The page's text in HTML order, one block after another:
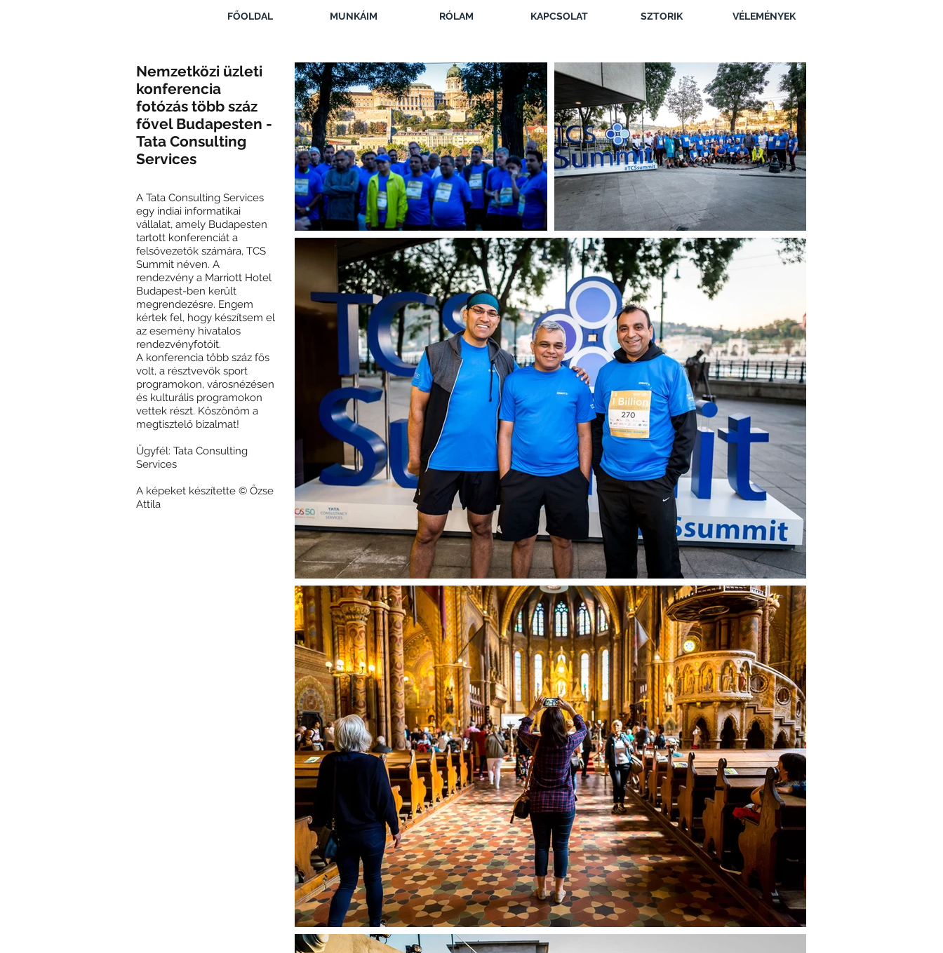
FŐOLDAL MUNKÁIM RÓLAM KAPCSOLAT SZTORIK VÉLEMÉNYEK
Nemzetközi üzleti
konferencia
fotózás több száz
fővel Budapesten -
Tata Consulting
Services
A Tata Consulting Services
egy indiai informatikai
vállalat, amely Budapesten
tartott konferenciát a
felsővezetők számára, TCS
Summit néven. A
rendezvény a Marriott Hotel
Budapest-ben került
megrendezésre. Engem
kértek fel, hogy készítsem el
az esemény hivatalos
rendezvényfotóit.
A konferencia több száz fős
volt, a résztvevők sport
programokon, városnézésen
és kulturális programokon
vettek részt. Köszönöm a
megtisztelő bizalmat!
Ügyfél: Tata Consulting
Services
A képeket készítette © Őzse
Attila